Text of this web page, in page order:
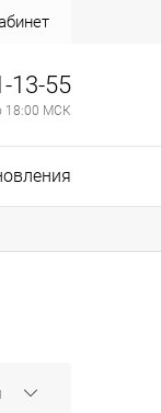
13-55
18:00 МСК